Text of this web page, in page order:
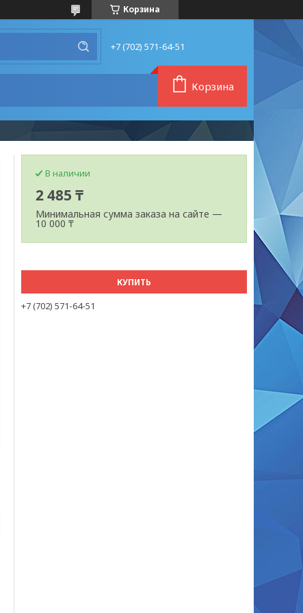
Корзина
+7 (702) 571-64-51
Корзина
В наличии
2 485 ₸
Минимальная сумма заказа на сайте —
10 000 ₸
КУПИТЬ
+7 (702) 571-64-51